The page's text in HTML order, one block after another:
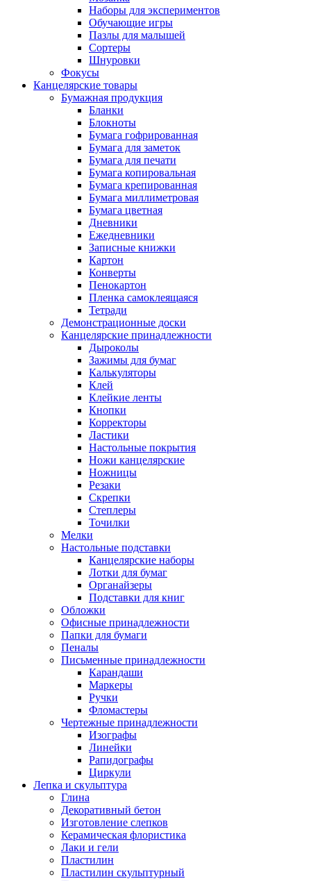
Наборы для экспериментов
Обучающие игры
Пазлы для малышей
Сортеры
Шнуровки
Фокусы
Канцелярские товары
Бумажная продукция
Бланки
Блокноты
Бумага гофрированная
Бумага для заметок
Бумага для печати
Бумага копировальная
Бумага крепированная
Бумага миллиметровая
Бумага цветная
Дневники
Ежедневники
Записные книжки
Картон
Конверты
Пенокартон
Пленка самоклеящаяся
Тетради
Демонстрационные доски
Канцелярские принадлежности
Дыроколы
Зажимы для бумаг
Калькуляторы
Клей
Клейкие ленты
Кнопки
Корректоры
Ластики
Настольные покрытия
Ножи канцелярские
Ножницы
Резаки
Скрепки
Степлеры
Точилки
Мелки
Настольные подставки
Канцелярские наборы
Лотки для бумаг
Органайзеры
Подставки для книг
Обложки
Офисные принадлежности
Папки для бумаги
Пеналы
Письменные принадлежности
Карандаши
Маркеры
Ручки
Фломастеры
Чертежные принадлежности
Изографы
Линейки
Рапидографы
Циркули
Лепка и скульптура
Глина
Декоративный бетон
Изготовление слепков
Керамическая флористика
Лаки и гели
Пластилин
Пластилин скульптурный